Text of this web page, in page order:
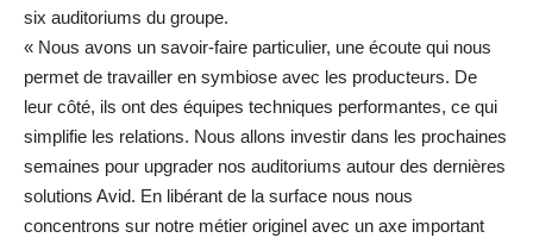
six auditoriums du groupe.
« Nous avons un savoir-faire particulier, une écoute qui nous
permet de travailler en symbiose avec les producteurs. De
leur côté, ils ont des équipes techniques performantes, ce qui
simplifie les relations. Nous allons investir dans les prochaines
semaines pour upgrader nos auditoriums autour des dernières
solutions Avid. En libérant de la surface nous nous
concentrons sur notre métier originel avec un axe important